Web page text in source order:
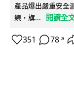
產品爆出嚴重安全
線，旗...
閱讀全
351 78 ↗